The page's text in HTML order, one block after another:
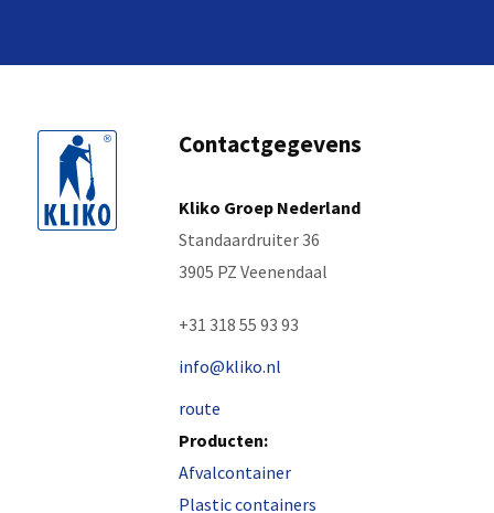
Contactgegevens
Kliko Groep Nederland
Standaardruiter 36
3905 PZ Veenendaal
+31 318 55 93 93
info@kliko.nl
route
Producten:
Afvalcontainer
Plastic containers